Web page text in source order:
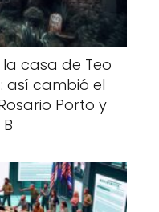
casa de Teo
así cambió el
Porto y